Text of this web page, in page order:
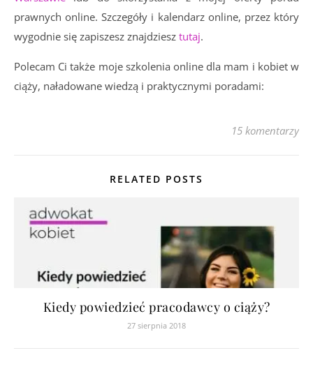
prawnych online. Szczegóły i kalendarz online, przez który
wygodnie się zapiszesz znajdziesz tutaj.
Polecam Ci także moje szkolenia online dla mam i kobiet w
ciąży, naładowane wiedzą i praktycznymi poradami:
15 komentarzy
RELATED POSTS
Kiedy powiedzieć pracodawcy o ciąży?
27 sierpnia 2018